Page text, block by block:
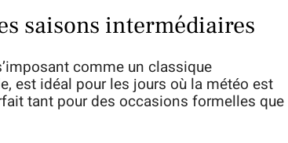
saisons intermédiaires
comme un classique
est idéal pour les jours où la météo est
tant pour des occasions formelles que